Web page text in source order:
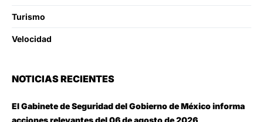
Turismo
Velocidad
NOTICIAS RECIENTES
El Gabinete de Seguridad del Gobierno de México informa
acciones relevantes del 06 de agosto de 2026